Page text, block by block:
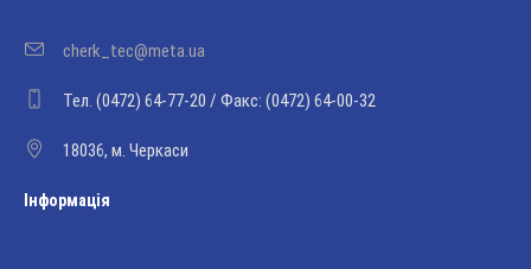
cherk_tec@meta.ua
Тел. (0472) 64-77-20 / Факс: (0472) 64-00-32
18036, м. Черкаси
Інформація